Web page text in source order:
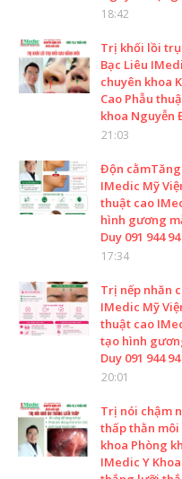
18:42
Trị khối lồi trụ
Bạc Liêu
chuyên khoa
Cao Phẫu
khoa Nguyễn
21:03
Độn cằmTăng
IMedic Mỹ
thuật cao
hình gương
Duy 091 944
17:34
Trị nếp nhăn
IMedic Mỹ
thuật cao
tạo hình
Duy 091 944
20:01
Trị nói chậm
thấp thằn
khoa Phòng
IMedic Y